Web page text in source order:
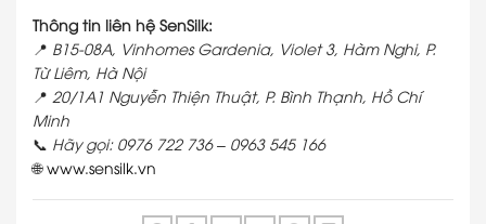
Thông tin liên hệ SenSilk:
📍 B15-08A, Vinhomes Gardenia, Violet 3, Hàm Nghi, P.
Từ Liêm, Hà Nội
📍 20/1A1 Nguyễn Thiện Thuật, P. Bình Thạnh, Hồ Chí
Minh
📞 Hãy gọi: 0976 722 736 – 0963 545 166
🌐www.sensilk.vn